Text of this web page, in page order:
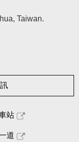
Taiwan.
站
道